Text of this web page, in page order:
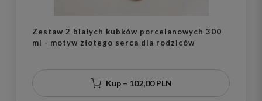
Zestaw 2 białych kubków porcelanowych 300
ml - motyw złotego serca dla rodziców
Kup – 102,00 PLN